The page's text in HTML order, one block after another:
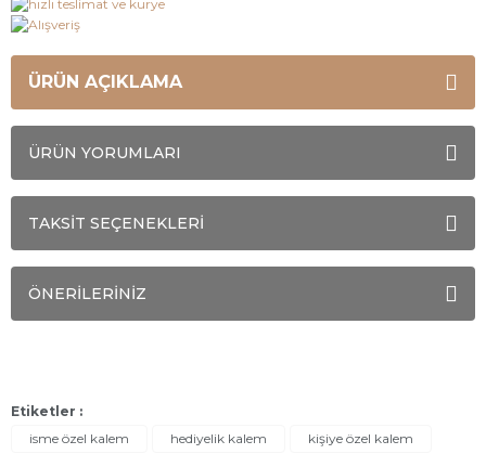
ÜRÜN AÇIKLAMA
ÜRÜN YORUMLARI
TAKSİT SEÇENEKLERİ
ÖNERİLERİNİZ
Etiketler :
isme özel kalem
hediyelik kalem
kişiye özel kalem